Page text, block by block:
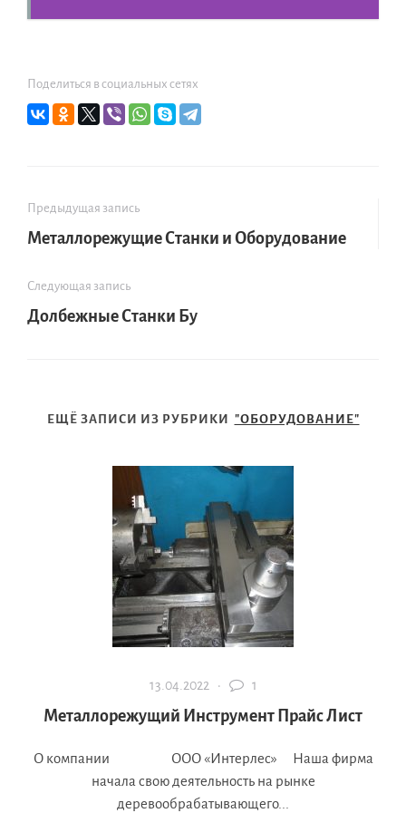
Поделиться в социальных сетях
Предыдущая запись
Металлорежущие Станки и Оборудование
Следующая запись
Долбежные Станки Бу
ЕЩЁ ЗАПИСИ ИЗ РУБРИКИ "ОБОРУДОВАНИЕ"
13.04.2022 · 1
Металлорежущий Инструмент Прайс Лист
О компании ООО «Интерлес» Наша фирма
начала свою деятельность на рынке
деревообрабатывающего...